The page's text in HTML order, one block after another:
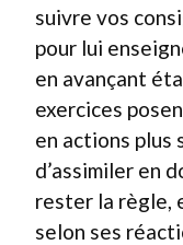
suivre vos
pour lui
en avançant
exercices
en actions plus
d’assimiler en
rester la règle,
selon ses